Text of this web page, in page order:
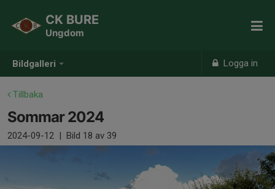
Bildgalleri Logga in
CK BURE
Ungdom
Tillbaka
Sommar 2024
2024-09-12 | Bild 18 av 39